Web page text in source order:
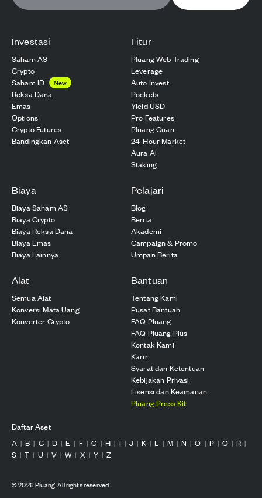
Investasi
Saham AS
Crypto
Saham ID
New
Reksa Dana
Emas
Options
Crypto Futures
Bandingkan Aset
Fitur
Pluang Web Trading
Leverage
Auto Invest
Pockets
Yield USD
Pro Features
Pluang Cuan
24-Hour Market
Aura Ai
Staking
Biaya
Biaya Saham AS
Biaya Crypto
Biaya Reksa Dana
Biaya Emas
Biaya Lainnya
Pelajari
Blog
Berita
Akademi
Campaign & Promo
Umpan Berita
Alat
Semua Alat
Konversi Mata Uang
Konverter Crypto
Bantuan
Tentang Kami
Pusat Bantuan
FAQ Pluang
FAQ Pluang Plus
Kontak Kami
Karir
Syarat dan Ketentuan
Kebijakan Privasi
Lisensi dan Keamanan
Pluang Press Kit
Daftar Aset
A | B | C | D | E | F | G | H | I | J | K | L | M | N | O | P | Q | R |
S | T | U | V | W | X | Y | Z
©2026Pluang. All rights reserved.